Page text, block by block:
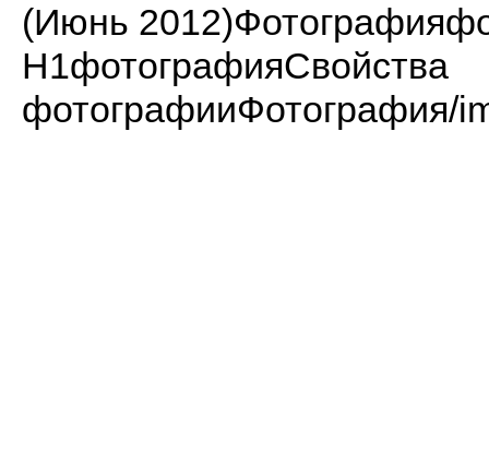
(Июнь
H1фотографияСвойства
фотографииФотография/